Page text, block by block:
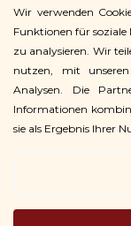
Wir verwenden
Funktionen für soziale
zu analysieren. Wir
nutzen, mit
Analysen. Die
Informationen
sie als Ergebnis Ihrer
e
info@
+49 781
Für Kunden
Copyright